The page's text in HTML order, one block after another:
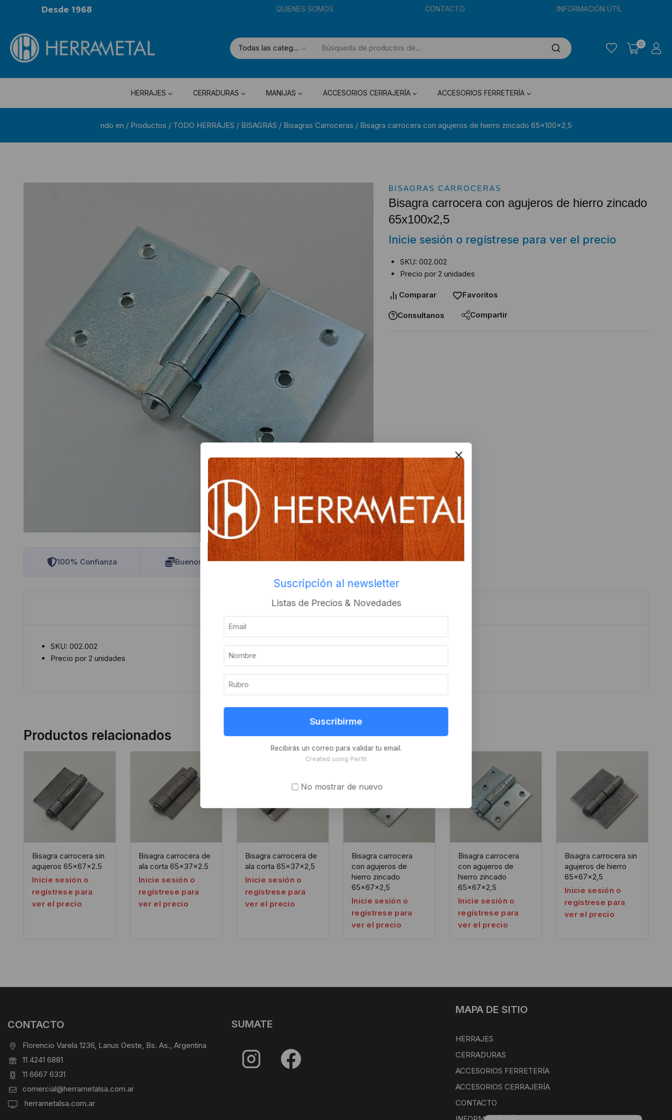
Desde 1968 QUIENES SOMOS CONTACTO INFORMACIÓN ÚTIL
0
HERRAJES CERRADURAS MANIJAS ACCESORIOS CERRAJERÍA ACCESORIOS FERRETERÍA
ndo en / Productos / TODO HERRAJES / BISAGRAS / Bisagras Carroceras / Bisagra carrocera con agujeros de hierro zincado 65x100x2,5
100% Confianza Buenos Precios Envios a todo el pais
BISAGRAS CARROCERAS
Bisagra carrocera con agujeros de hierro zincado
65x100x2,5
Inicie sesión o regístrese para ver el precio
SKU: 002.002
Precio por 2 unidades
Comparar Favoritos
Consultanos Compartir
Descripción Información adicional
SKU: 002.002
Precio por 2 unidades
Productos relacionados
Bisagra carrocera sin
agujeros 65x67x2.5
Inicie sesión o
regístrese para
ver el precio
Bisagra carrocera de
ala corta 65x37x2.5
Inicie sesión o
regístrese para
ver el precio
Bisagra carrocera de
ala corta 65x37x2,5
Inicie sesión o
regístrese para
ver el precio
Bisagra carrocera
con agujeros de
hierro zincado
65x67x2,5
Inicie sesión o
regístrese para
ver el precio
Bisagra carrocera
con agujeros de
hierro zincado
65x67x2,5
Inicie sesión o
regístrese para
ver el precio
Bisagra carrocera sin
agujeros de hierro
65x67x2,5
Inicie sesión o
regístrese para
ver el precio
CONTACTO
Florencio Varela 1236, Lanus Oeste, Bs. As., Argentina
11 4241 6881
11 6667 6331
comercial@herrametalsa.com.ar
herrametalsa.com.ar
SUMATE
MAPA DE SITIO
HERRAJES
CERRADURAS
ACCESORIOS FERRETERÍA
ACCESORIOS CERRAJERÍA
CONTACTO
Suscripción al newsletter
Listas de Precios & Novedades
Suscribirme
Recibirás un correo para validar tu email.
Created using Perfit
No mostrar de nuevo